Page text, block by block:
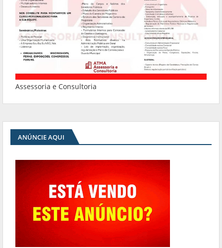
Assessoria e Consultoria
ANÚNCIE AQUI